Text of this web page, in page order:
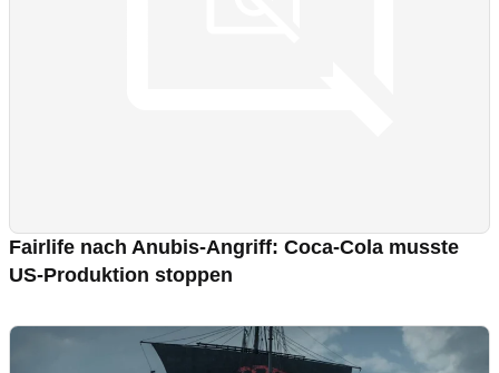
Fairlife nach Anubis-Angriff: Coca-Cola musste
US-Produktion stoppen